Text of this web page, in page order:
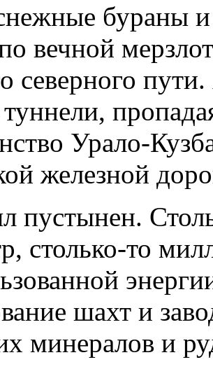
бураны
вечной
северного
Урало-
железной
пустынен.
столько-то
шахт и
минералов и